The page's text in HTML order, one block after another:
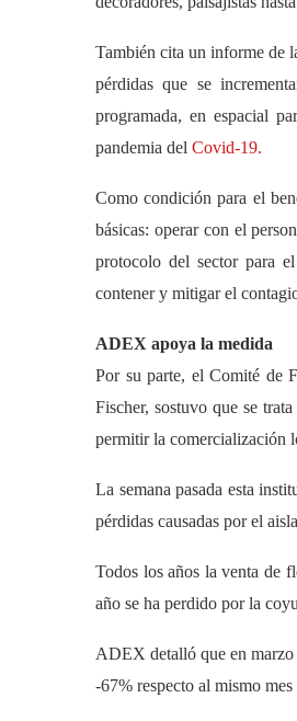
También cita un informe de
pérdidas que se
programada, en espacial
pandemia del Covid-19.
Como condición para el
básicas: operar con el
protocolo del sector para
contener y mitigar el
ADEX apoya la medida
Por su parte, el Comité de
Fischer, sostuvo que se
permitir la comercialización
La semana pasada esta
pérdidas causadas por el
Todos los años la venta de
año se ha perdido por la
ADEX detalló que en
-67% respecto al mismo